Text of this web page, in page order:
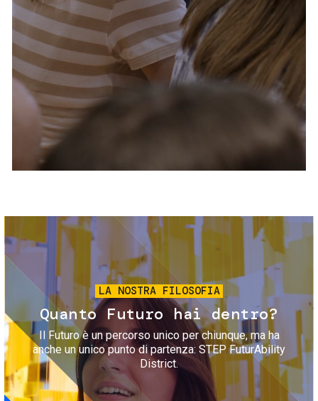
Servizi e accessibilità
Contatti
FAQ
Biglietti
Immagine
LA NOSTRA FILOSOFIA
Quanto Futuro hai dentro?
Il Futuro è un percorso unico per chiunque, ma ha
anche un unico punto di partenza: STEP FuturAbility
District.